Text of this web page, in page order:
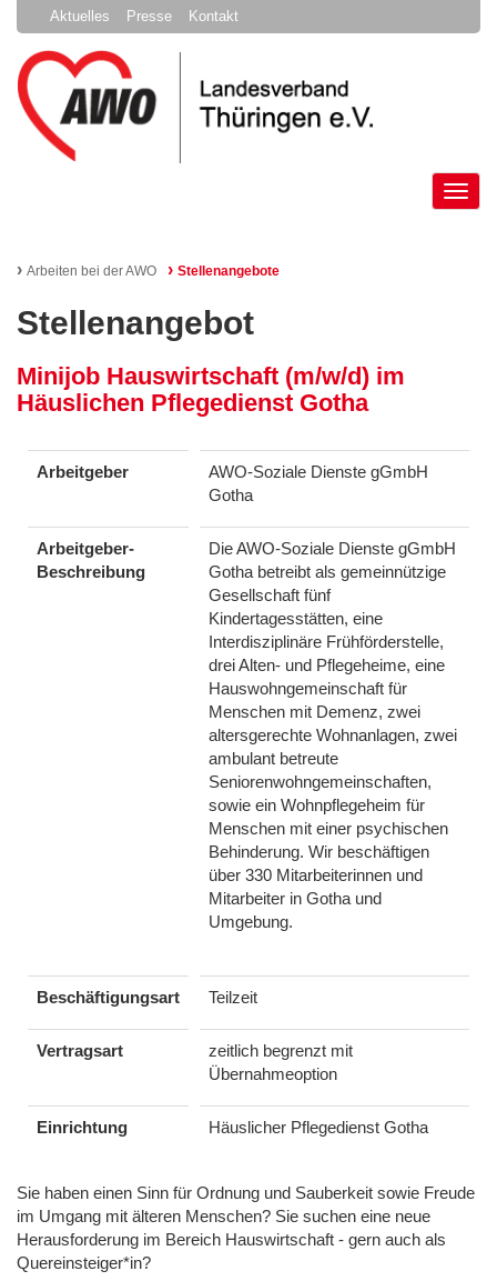
Aktuelles Presse Kontakt
› Arbeiten bei der AWO › Stellenangebote
Stellenangebot
Minijob Hauswirtschaft (m/w/d) im
Häuslichen Pflegedienst Gotha
Arbeitgeber
AWO-Soziale Dienste gGmbH
Gotha
Arbeitgeber-
Beschreibung
Die AWO-Soziale Dienste gGmbH
Gotha betreibt als gemeinnützige
Gesellschaft fünf
Kindertagesstätten, eine
Interdisziplinäre Frühförderstelle,
drei Alten- und Pflegeheime, eine
Hauswohngemeinschaft für
Menschen mit Demenz, zwei
altersgerechte Wohnanlagen, zwei
ambulant betreute
Seniorenwohngemeinschaften,
sowie ein Wohnpflegeheim für
Menschen mit einer psychischen
Behinderung. Wir beschäftigen
über 330 Mitarbeiterinnen und
Mitarbeiter in Gotha und
Umgebung.
Beschäftigungsart Teilzeit
Vertragsart
zeitlich begrenzt mit
Übernahmeoption
Einrichtung Häuslicher Pflegedienst Gotha
Sie haben einen Sinn für Ordnung und Sauberkeit sowie Freude
im Umgang mit älteren Menschen? Sie suchen eine neue
Herausforderung im Bereich Hauswirtschaft - gern auch als
Quereinsteiger*in?